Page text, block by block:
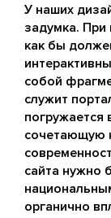
У наших
задумка. При
как бы
собой
служит
погружается
сочетающую
сайта нужно
органично